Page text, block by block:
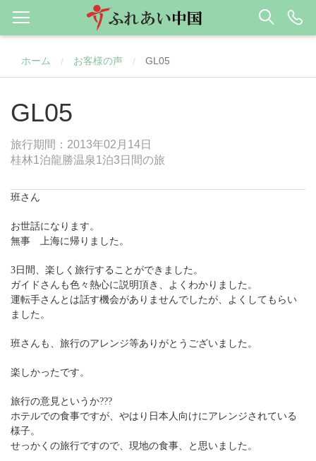
ホーム / お客様の声 / GL05
GL05
旅行期間：2013年02月14日
桂林1泊龍勝温泉1泊3日間の旅
班さん
お世話になります。
無事 上海に帰りました。
3日間、楽しく旅行することができました。
ガイドさんも色々熱心に説明頂き、よくわかりました。
運転手さんとは話す機会がありませんでしたが、よくしてもらい
ました。
班さんも、旅行のアレンジ等ありがとうございました。
楽しかったです。
旅行の意見というか???
ホテルでの食事ですが、やはり日本人向けにアレンジされている
様子。
せっかくの旅行ですので、現地の食事、と思いました。